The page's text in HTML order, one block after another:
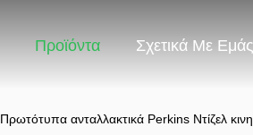
Προϊόντα Σχετικά Με Εμάς
Πρωτότυπα ανταλλακτικά Perkins Ντίζελ